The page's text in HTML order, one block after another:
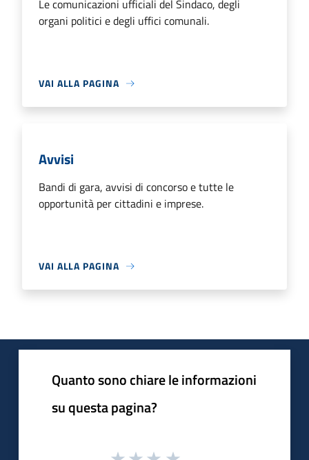
Le comunicazioni ufficiali del Sindaco, degli
organi politici e degli uffici comunali.
VAI ALLA PAGINA
Avvisi
Bandi di gara, avvisi di concorso e tutte le
opportunità per cittadini e imprese.
VAI ALLA PAGINA
Quanto sono chiare le informazioni
su questa pagina?